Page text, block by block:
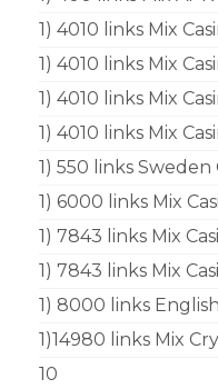
1) 4010 links Mix
1) 4010 links Mix
1) 4010 links Mix
1) 4010 links Mix
1) 550 links Sweden
1) 6000 links Mix
1) 7843 links Mix
1) 7843 links Mix
1) 8000 links
1)14980 links Mix
10